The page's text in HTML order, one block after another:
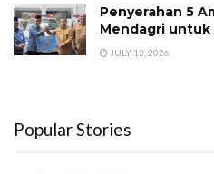
Penyerahan 5
Mendagri untuk
JULY 13, 2026
Popular Stories